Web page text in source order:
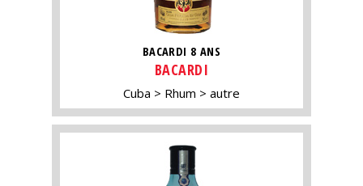
BACARDI 8 ANS
BACARDI
Cuba Rhum autre